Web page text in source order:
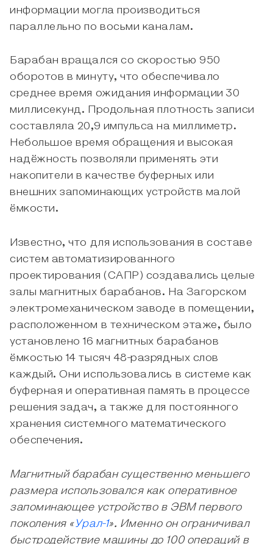
информации могла производиться
параллельно по восьми каналам.
Барабан вращался со скоростью 950
оборотов в минуту, что обеспечивало
среднее время ожидания информации 30
миллисекунд. Продольная плотность записи
составляла 20,9 импульса на миллиметр.
Небольшое время обращения и высокая
надёжность позволяли применять эти
накопители в качестве буферных или
внешних запоминающих устройств малой
ёмкости.
Известно, что для использования в составе
систем автоматизированного
проектирования (САПР) создавались целые
залы магнитных барабанов. На Загорском
электромеханическом заводе в помещении,
расположенном в техническом этаже, было
установлено 16 магнитных барабанов
ёмкостью 14 тысяч 48-разрядных слов
каждый. Они использовались в системе как
буферная и оперативная память в процессе
решения задач, а также для постоянного
хранения системного математического
обеспечения.
Магнитный барабан существенно меньшего
размера использовался как оперативное
запоминающее устройство в ЭВМ первого
поколения «Урал-1». Именно он ограничивал
быстродействие машины до 100 операций в